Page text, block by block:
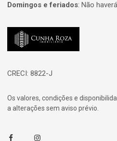
Domingos e feriados: Não
Página inicial
CRECI: 8822-J
Os valores, condições e
a alterações sem aviso prévio.
FacebookInstagram